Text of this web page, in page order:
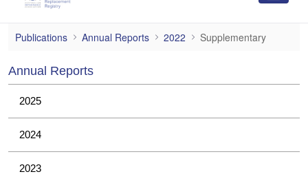
Supplementary
Publications Annual Reports 2022 Supplementary
Annual Reports
2025
2024
2023